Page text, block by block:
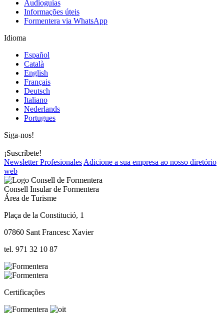
Audioguias
Informações úteis
Formentera via WhatsApp
Idioma
Español
Català
English
Français
Deutsch
Italiano
Nederlands
Portugues
Siga-nos!
¡Suscríbete!
Newsletter Profesionales Adicione a sua empresa ao nosso diretório
web
Consell Insular de Formentera
Área de Turisme
Plaça de la Constitució, 1
07860 Sant Francesc Xavier
tel. 971 32 10 87
Certificações